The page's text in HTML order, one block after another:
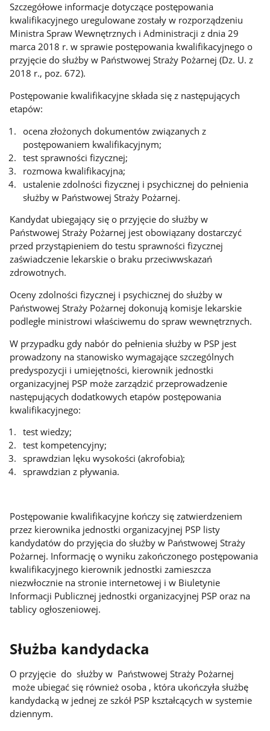
Szczegółowe informacje dotyczące postępowania
kwalifikacyjnego uregulowane zostały w rozporządzeniu
Ministra Spraw Wewnętrznych i Administracji z dnia 29
marca 2018 r. w sprawie postępowania kwalifikacyjnego o
przyjęcie do służby w Państwowej Straży Pożarnej (Dz. U. z
2018 r., poz. 672).
Postępowanie kwalifikacyjne składa się z następujących
etapów:
ocena złożonych dokumentów związanych z
postępowaniem kwalifikacyjnym;
test sprawności fizycznej;
rozmowa kwalifikacyjna;
ustalenie zdolności fizycznej i psychicznej do pełnienia
służby w Państwowej Straży Pożarnej.
Kandydat ubiegający się o przyjęcie do służby w
Państwowej Straży Pożarnej jest obowiązany dostarczyć
przed przystąpieniem do testu sprawności fizycznej
zaświadczenie lekarskie o braku przeciwwskazań
zdrowotnych.
Oceny zdolności fizycznej i psychicznej do służby w
Państwowej Straży Pożarnej dokonują komisje lekarskie
podległe ministrowi właściwemu do spraw wewnętrznych.
W przypadku gdy nabór do pełnienia służby w PSP jest
prowadzony na stanowisko wymagające szczególnych
predyspozycji i umiejętności, kierownik jednostki
organizacyjnej PSP może zarządzić przeprowadzenie
następujących dodatkowych etapów postępowania
kwalifikacyjnego:
test wiedzy;
test kompetencyjny;
sprawdzian lęku wysokości (akrofobia);
sprawdzian z pływania.
Postępowanie kwalifikacyjne kończy się zatwierdzeniem
przez kierownika jednostki organizacyjnej PSP listy
kandydatów do przyjęcia do służby w Państwowej Straży
Pożarnej. Informację o wyniku zakończonego postępowania
kwalifikacyjnego kierownik jednostki zamieszcza
niezwłocznie na stronie internetowej i w Biuletynie
Informacji Publicznej jednostki organizacyjnej PSP oraz na
tablicy ogłoszeniowej.
Służba kandydacka
O przyjęcie do służby w Państwowej Straży Pożarnej
może ubiegać się również osoba , która ukończyła służbę
kandydacką w jednej ze szkół PSP kształcących w systemie
dziennym.